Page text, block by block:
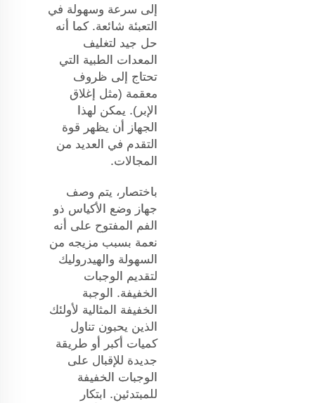
إلى سرعة وسهولة في
التعبئة شائعة. كما أنه
حل جيد لتغليف
المعدات الطبية التي
تحتاج إلى ظروف
معقمة (مثل إغلاق
الإبر). يمكن لهذا
الجهاز أن يظهر قوة
التقدم في العديد من
المجالات.
باختصار، يتم وصف
جهاز وضع الأكياس ذو
الفم المفتوح على أنه
نعمة بسبب مزيجه من
السهولة والهيدروليك
لتقديم الوجبات
الخفيفة. الوجبة
الخفيفة المثالية لأولئك
الذين يحبون تناول
كميات أكبر أو طريقة
جديدة للإقبال على
الوجبات الخفيفة
للمبتدئين. ابتكار